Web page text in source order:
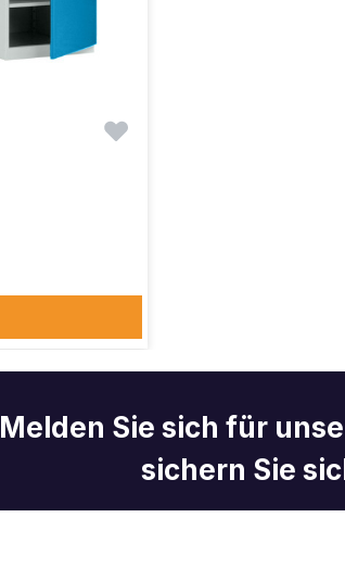
Melden Sie sich für
sichern Sie